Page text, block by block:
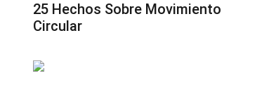
25 Hechos Sobre Movimiento
Circular